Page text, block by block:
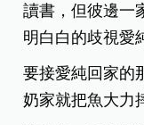
讀書，但彼邊一
明白白的歧視愛
要接愛純回家的
奶家就把魚大力